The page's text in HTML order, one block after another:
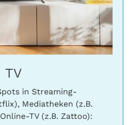
TV
in Streaming-
Mediatheken (z.B.
TV (z.B. Zattoo):